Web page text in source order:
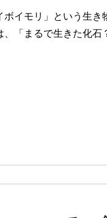
ボイモリ」という生
、「まるで生きた化石